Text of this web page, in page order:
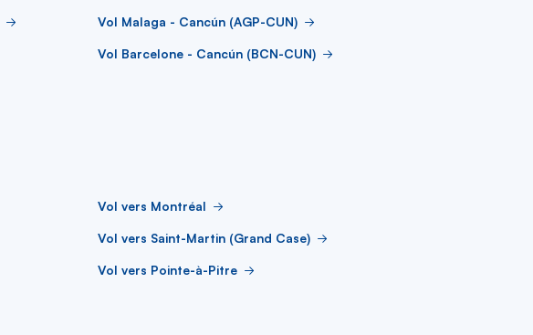
Vol Malaga - Cancún (AGP-CUN)
Vol Barcelone - Cancún (BCN-CUN)
Vol vers Montréal
Vol vers Saint-Martin (Grand Case)
Vol vers Pointe-à-Pitre